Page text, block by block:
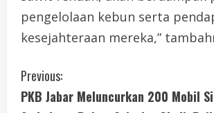
pengelolaan kebun serta
kesejahteraan mereka,”
C
Previous:
PKB Jabar Meluncurkan 200 Mobil